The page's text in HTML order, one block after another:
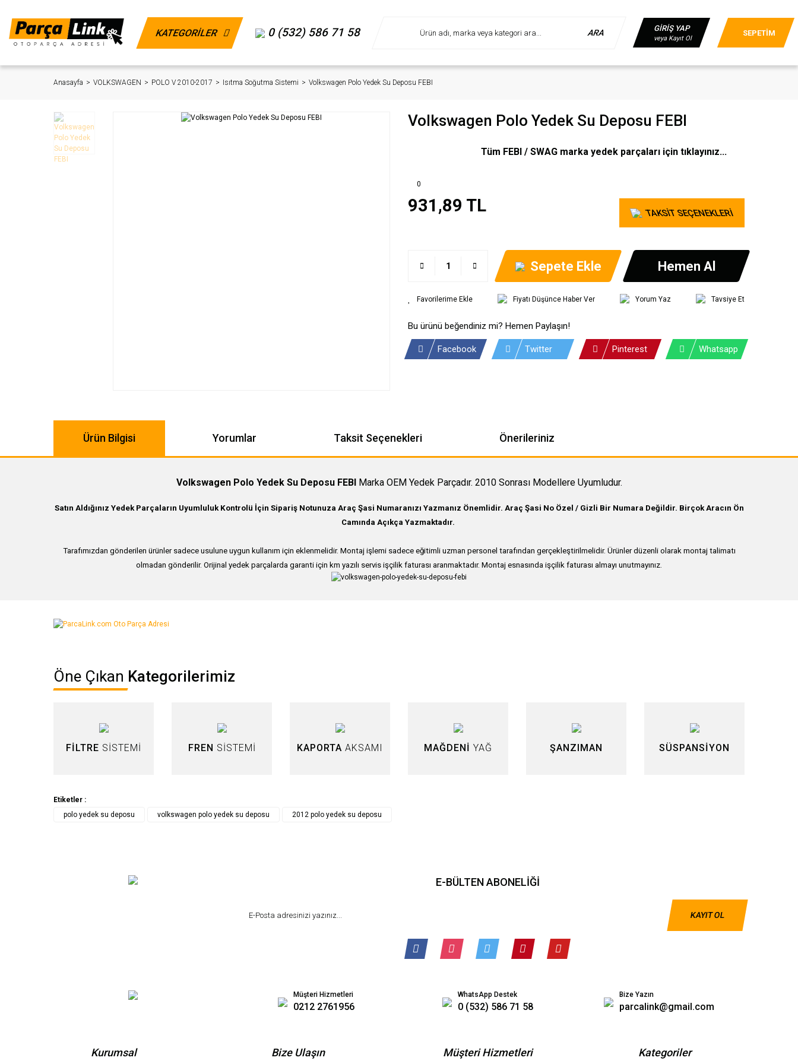
KATEGORİLER 0 (532) 586 71 58 ARA GİRİŞ YAP
veya Kayıt Ol
SEPETİM
Anasayfa VOLKSWAGEN POLO V 2010-2017 Isıtma Soğutma Sistemi Volkswagen Polo Yedek Su Deposu FEBI
Volkswagen Polo Yedek Su Deposu FEBI
Tüm FEBI / SWAG marka yedek parçaları için tıklayınız...
0
931,89 TL TAKSİT SEÇENEKLERİ
Sepete Ekle Hemen Al
Fiyatı Düşünce Haber Ver Yorum Yaz Tavsiye Et
Bu ürünü beğendiniz mi? Hemen Paylaşın!
Facebook Twitter Pinterest Whatsapp
Ürün Bilgisi Yorumlar Taksit Seçenekleri Önerileriniz
Volkswagen Polo Yedek Su Deposu FEBIMarka OEM Yedek Parçadır. 2010 Sonrası Modellere Uyumludur.
Satın Aldığınız Yedek Parçaların Uyumluluk Kontrolü İçin Sipariş Notunuza Araç Şasi Numaranızı Yazmanız Önemlidir. Araç Şasi No Özel / Gizli Bir Numara Değildir. Birçok Aracın Ön
Camında Açıkça Yazmaktadır.
Tarafımızdan gönderilen ürünler sadece usulune uygun kullanım için eklenmelidir. Montaj işlemi sadece eğitimli uzman personel tarafından gerçekleştirilmelidir. Ürünler düzenli olarak montaj talimatı
olmadan gönderilir. Orijinal yedek parçalarda garanti için km yazılı servis işçilik faturası aranmaktadır. Montaj esnasında işçilik faturası almayı unutmayınız.
Bu ürünün fiyat bilgisi, resim, ürün açıklamalarında ve diğer konularda yetersiz gördüğünüz noktaları öneri formunu kullanarak tarafımıza iletebilirsiniz.
Ürün açıklamasında eksik bilgiler bulunuyor.
Bu ürüne benzer farklı alternatifler olmalı.
Öne Çıkan Kategorilerimiz
FİLTRE SİSTEMİ FREN SİSTEMİ KAPORTA AKSAMI MAĞDENİ YAĞ ŞANZIMAN SÜSPANSİYON
Etiketler :
polo yedek su deposu
volkswagen polo yedek su deposu 2012 polo yedek su deposu
E-BÜLTEN ABONELİĞİ
KAYIT OL
Müşteri Hizmetleri
0212 2761956
WhatsApp Destek
0 (532) 586 71 58
Bize Yazın
parcalink@gmail.com
Kurumsal Bize Ulaşın Müşteri Hizmetleri Kategoriler